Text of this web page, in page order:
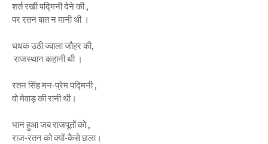
शर्त रखी पद्मिनी देने की ,
पर रतन बात न मानी थी ।
धधक उठी ज्वाला जौहर की,
राजस्थान कहानी थी ।
रतन सिंह मन-प्रेम पद्मिनी ,
वो मेवाड़ की रानी थी।
भान हुआ जब राजपूतों को ,
राज-रतन को क्यों-कैसे छला।